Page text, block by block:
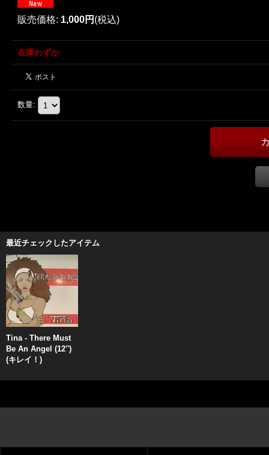
販売価格: 1,000円 (税込)
在庫わずか
数量:
最近チェックしたアイテム
Tina - There Must
Be An Angel (12'')
(キレイ！)